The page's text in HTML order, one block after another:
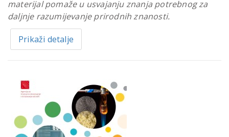
materijal pomaže u usvajanju znanja potrebnog za
daljnje razumijevanje prirodnih znanosti.
Prikaži detalje